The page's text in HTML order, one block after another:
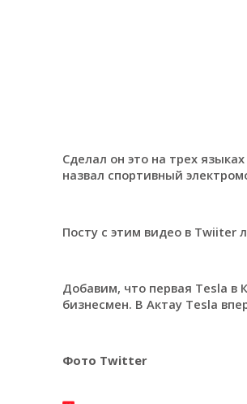
Сделал он это на трех
назвал спортивный
Посту с этим видео в Twiiter
Добавим, что первая Tesla в
бизнесмен. В Актау Tesla
Фото Twitter